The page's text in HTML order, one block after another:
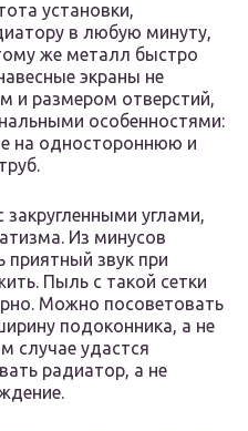
установки,
в любую минуту,
же металл быстро
экраны не
и размером отверстий,
особенностями:
на одностороннюю и
углами,
Из минусов
приятный звук при
Пыль с такой сетки
Можно посоветовать
подоконника, а не
случае удастся
радиатор, а не